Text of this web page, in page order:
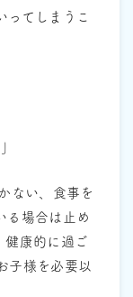
ってしまうこ
ない、食事を
る場合は止め
健康的に過ご
子様を必要以